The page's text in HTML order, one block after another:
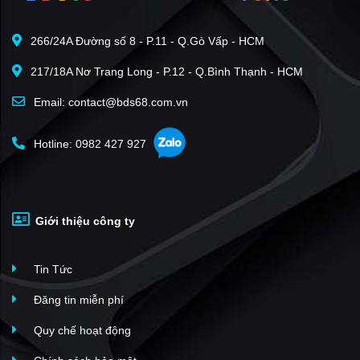
The East Gate
Diamond Connect
(16)
Bcons Garden
The Gió Riverside
Phú Đông Premier
Bcons Green View
Samsora Riverside
HT Pearl
Phú Đông Sky Garden
266/24A Đường số 8 - P.11 - Q.Gò Vấp - HCM
217/18A Nơ Trang Long - P.12 - Q.Bình Thạnh - HCM
Email: contact@bds68.com.vn
Hotline: 0982 427 927
Giới thiệu công ty
Tin Tức
Đăng tin miễn phí
Quy chế hoạt động